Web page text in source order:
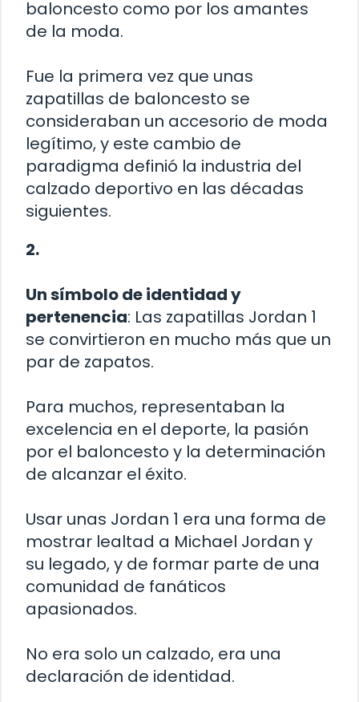
baloncesto como por los amantes
de la moda.
Fue la primera vez que unas
zapatillas de baloncesto se
consideraban un accesorio de moda
legítimo, y este cambio de
paradigma definió la industria del
calzado deportivo en las décadas
siguientes.
2.
Un símbolo de identidad y
pertenencia: Las zapatillas Jordan 1
se convirtieron en mucho más que un
par de zapatos.
Para muchos, representaban la
excelencia en el deporte, la pasión
por el baloncesto y la determinación
de alcanzar el éxito.
Usar unas Jordan 1 era una forma de
mostrar lealtad a Michael Jordan y
su legado, y de formar parte de una
comunidad de fanáticos
apasionados.
No era solo un calzado, era una
declaración de identidad.